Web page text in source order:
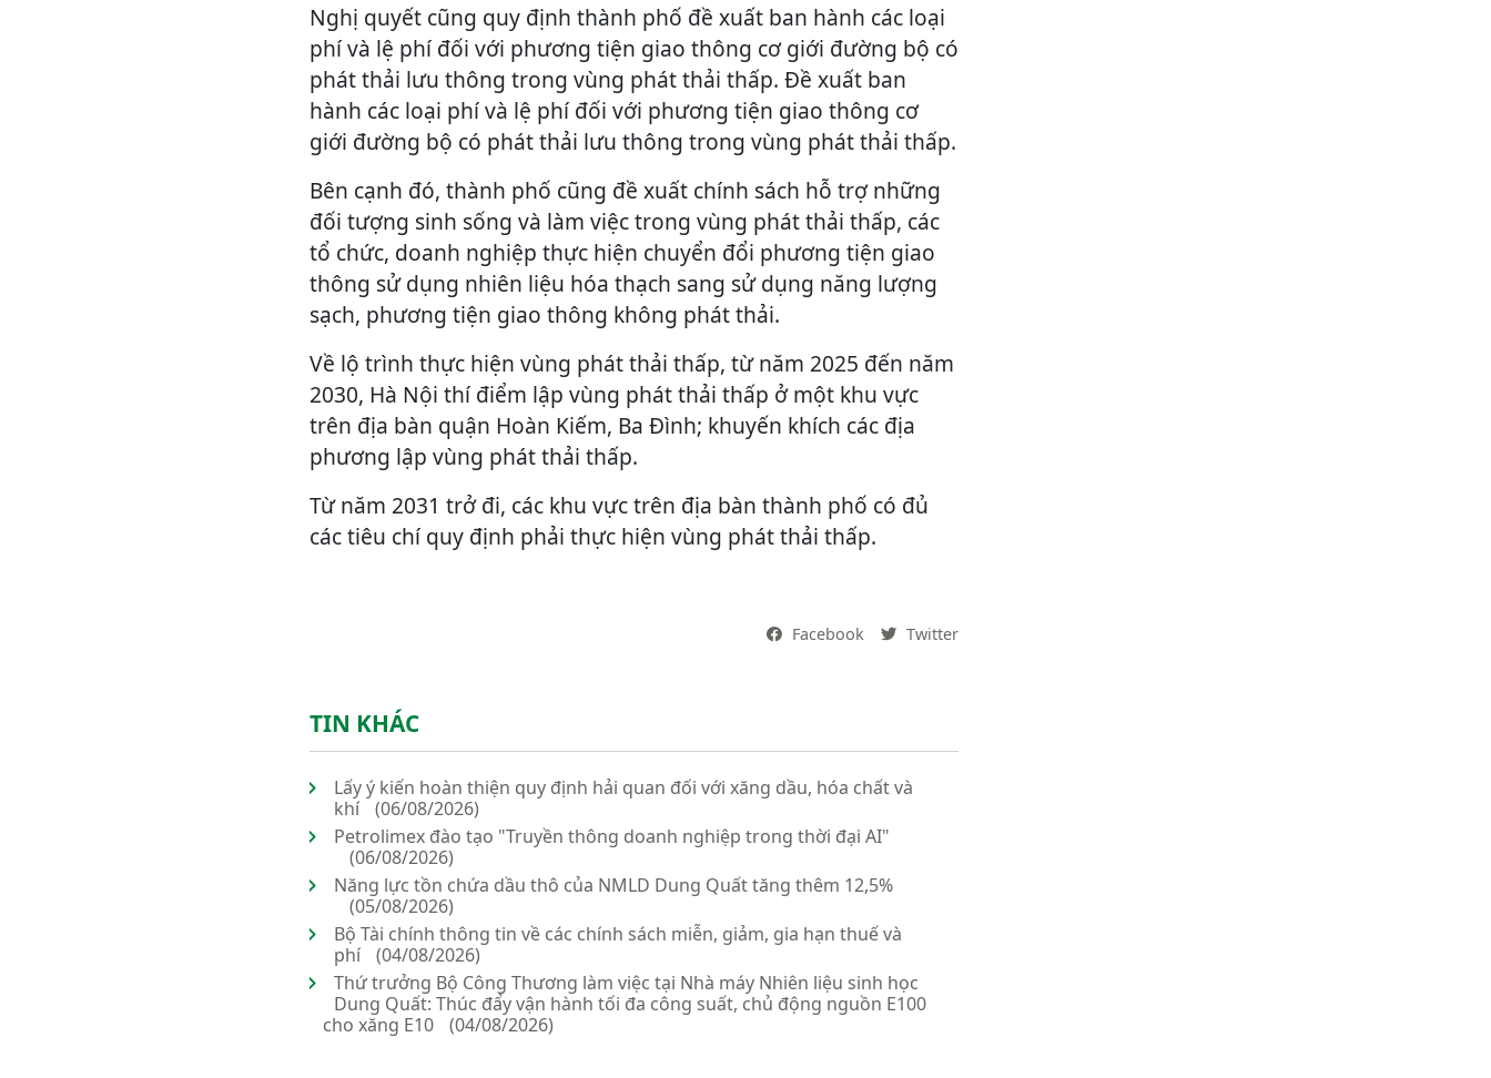
Nghị quyết cũng quy định thành phố đề xuất ban hành các loại
phí và lệ phí đối với phương tiện giao thông cơ giới đường bộ có
phát thải lưu thông trong vùng phát thải thấp. Đề xuất ban
hành các loại phí và lệ phí đối với phương tiện giao thông cơ
giới đường bộ có phát thải lưu thông trong vùng phát thải thấp.
Bên cạnh đó, thành phố cũng đề xuất chính sách hỗ trợ những
đối tượng sinh sống và làm việc trong vùng phát thải thấp, các
tổ chức, doanh nghiệp thực hiện chuyển đổi phương tiện giao
thông sử dụng nhiên liệu hóa thạch sang sử dụng năng lượng
sạch, phương tiện giao thông không phát thải.
Về lộ trình thực hiện vùng phát thải thấp, từ năm 2025 đến năm
2030, Hà Nội thí điểm lập vùng phát thải thấp ở một khu vực
trên địa bàn quận Hoàn Kiếm, Ba Đình; khuyến khích các địa
phương lập vùng phát thải thấp.
Từ năm 2031 trở đi, các khu vực trên địa bàn thành phố có đủ
các tiêu chí quy định phải thực hiện vùng phát thải thấp.
Facebook Twitter
TIN KHÁC
Lấy ý kiến hoàn thiện quy định hải quan đối với xăng dầu, hóa chất và
khí
(06/08/2026)
Petrolimex đào tạo "Truyền thông doanh nghiệp trong thời đại AI"
(06/08/2026)
Năng lực tồn chứa dầu thô của NMLD Dung Quất tăng thêm 12,5%
(05/08/2026)
Bộ Tài chính thông tin về các chính sách miễn, giảm, gia hạn thuế và
phí
(04/08/2026)
Thứ trưởng Bộ Công Thương làm việc tại Nhà máy Nhiên liệu sinh học
Dung Quất: Thúc đẩy vận hành tối đa công suất, chủ động nguồn E100
cho xăng E10
(04/08/2026)